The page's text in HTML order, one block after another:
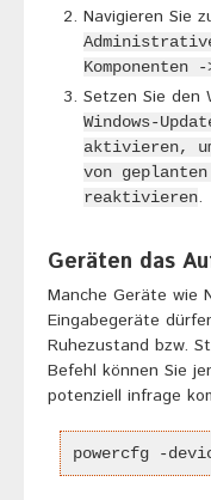
Navigieren Sie
Komponenten
Setzen Sie den
Windows-
aktivieren,
von
reaktivieren.
Geräten das
Manche Geräte wie
Eingabegeräte
Ruhezustand bzw.
Befehl können Sie
potenziell infrage
powercfg -